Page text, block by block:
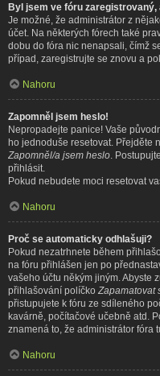
Byl jsem ve fóru
Je možné, že administrátor z
účet. Na některých fórech také
dobu do fóra nic nenapsali, čímž
případ, zaregistrujte se znovu a
Nahoru
Zapomněl jsem heslo!
Nepropadejte panice! Vaše
ho jednoduše resetovat. Přejděte
Zapomněl/a jsem heslo .
přihlásit.
Pokud nebudete moci resetovat
Nahoru
Proč se automaticky odhlašuji?
Pokud nezatrhnete během
na fóru přihlášen jen po
vašeho účtu někým jiným. Abyste
přihlašování políčko Zapamatovat
přistupujete k fóru ze sdíleného
kavárně, počítačové učebně atd.
znamená to, že administrátor fóra
Nahoru